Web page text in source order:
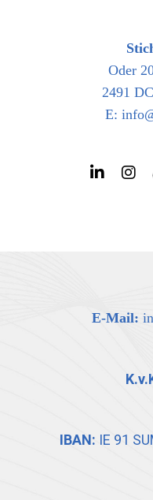
Oder
2491
E:
E-Mail:
IBAN: IE 91